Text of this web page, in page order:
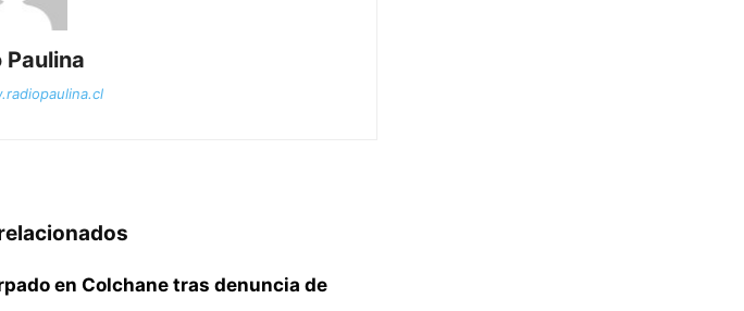
Paulina
en Colchane tras denuncia de